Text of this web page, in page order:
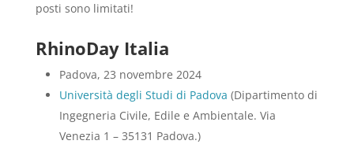
posti sono limitati!
RhinoDay Italia
Padova, 23 novembre 2024
Università degli Studi di Padova (Dipartimento di
Ingegneria Civile, Edile e Ambientale. Via
Venezia 1 – 35131 Padova.)